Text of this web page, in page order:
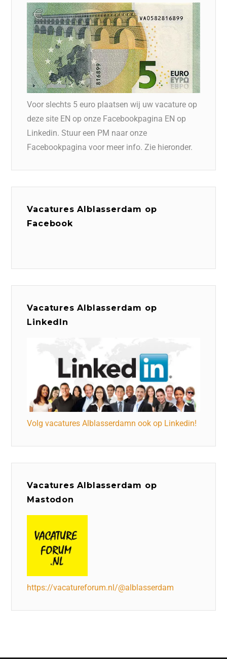
Voor slechts 5 euro plaatsen wij uw vacature op
deze site EN op onze Facebookpagina EN op
Linkedin. Stuur een PM naar onze
Facebookpagina voor meer info. Zie hieronder.
Vacatures Alblasserdam op
Facebook
Vacatures Alblasserdam op
LinkedIn
Volg vacatures Alblasserdamn ook op Linkedin!
Vacatures Alblasserdam op
Mastodon
https://vacatureforum.nl/@alblasserdam